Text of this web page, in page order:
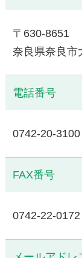
〒630-8651
奈良県奈良市
電話番号
0742-20-3100
FAX番号
0742-22-0172